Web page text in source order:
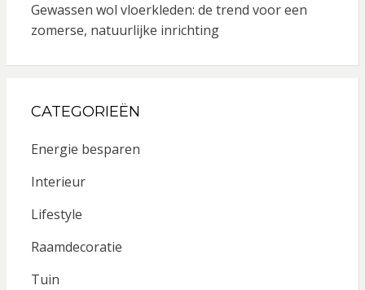
Gewassen wol vloerkleden: de trend voor een
zomerse, natuurlijke inrichting
CATEGORIEËN
Energie besparen
Interieur
Lifestyle
Raamdecoratie
Tuin